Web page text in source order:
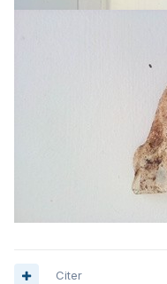
Citer